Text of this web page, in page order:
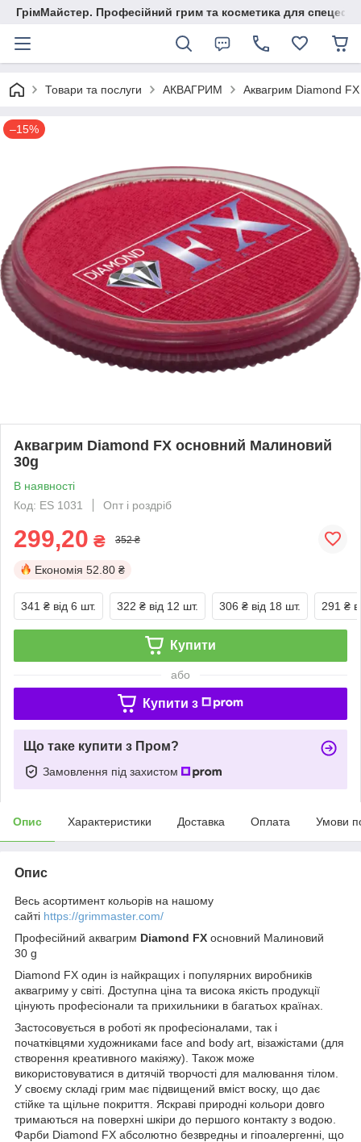
ГрімМайстер. Професійний грим та косметика для
Товари та послуги АКВАГРИМ Аквагрим Diamond FX
–15%
Аквагрим Diamond FX основний Малиновий
30g
В наявності
Код: ES 1031
Опт і роздріб
299,20 ₴ 352 ₴
Економія 52.80 ₴
341 ₴ від 6 шт. 322 ₴ від 12 шт. 306 ₴ від 18 шт. 291 ₴
Купити
або
Купити з
Що таке купити з Пром?
Замовлення під захистом
Опис Характеристики Доставка Оплата Умови
Опис
Весь асортимент кольорів на нашому
сайті https://grimmaster.com/
Професійний аквагрим Diamond FX основний Малиновий
30 g
Diamond FX один із найкращих і популярних виробників
аквагриму у світі. Доступна ціна та висока якість продукції
цінують професіонали та прихильники в багатьох країнах.
Застосовується в роботі як професіоналами, так і
початківцями художниками face and body art, візажістами (для
створення креативного макіяжу). Також може
використовуватися в дитячій творчості для малювання тілом.
У своєму складі грим має підвищений вміст воску, що дає
стійке та щільне покриття. Яскраві природні кольори довго
тримаються на поверхні шкіри до першого контакту з водою.
Фарби Diamond FX абсолютно безвредны и гіпоалергенні, що